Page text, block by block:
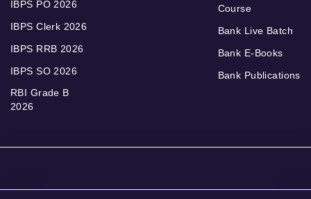
IBPS PO 2026
IBPS Clerk 2026
IBPS RRB 2026
IBPS SO 2026
RBI Grade B
2026
Course
Bank Live Batch
Bank E-Books
Bank Publications